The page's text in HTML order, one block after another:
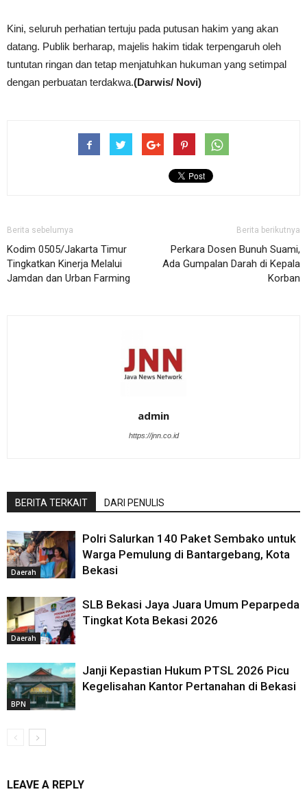
Kini, seluruh perhatian tertuju pada putusan hakim yang akan
datang. Publik berharap, majelis hakim tidak terpengaruh oleh
tuntutan ringan dan tetap menjatuhkan hukuman yang setimpal
dengan perbuatan terdakwa.(Darwis/ Novi)
Berita sebelumya
Kodim 0505/Jakarta Timur
Tingkatkan Kinerja Melalui
Jamdan dan Urban Farming
Berita berikutnya
Perkara Dosen Bunuh Suami,
Ada Gumpalan Darah di Kepala
Korban
admin
https://jnn.co.id
BERITA TERKAIT DARI PENULIS
Daerah
Polri Salurkan 140 Paket Sembako untuk
Warga Pemulung di Bantargebang, Kota
Bekasi
Daerah
SLB Bekasi Jaya Juara Umum Peparpeda
Tingkat Kota Bekasi 2026
BPN
Janji Kepastian Hukum PTSL 2026 Picu
Kegelisahan Kantor Pertanahan di Bekasi
LEAVE A REPLY